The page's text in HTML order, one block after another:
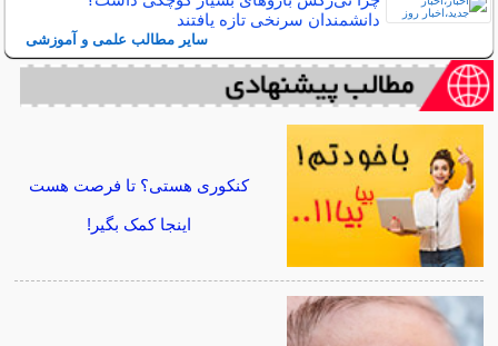
دانشمندان سرنخی تازه یافتند
سایر مطالب علمی و آموزشی
کنکوری هستی؟ تا فرصت هست
اینجا کمک بگیر!